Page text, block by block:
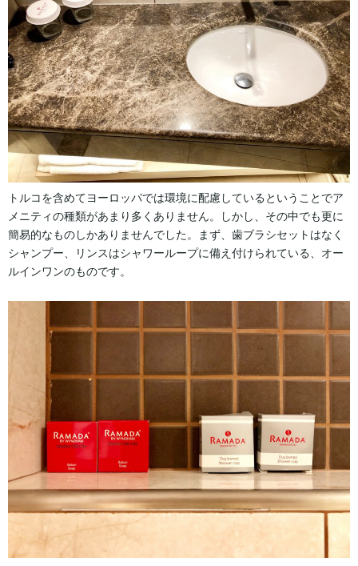
トルコを含めてヨーロッパでは環境に配慮しているということでア
メニティの種類があまり多くありません。しかし、その中でも更に
簡易的なものしかありませんでした。まず、歯ブラシセットはなく
シャンプー、リンスはシャワーループに備え付けられている、オー
ルインワンのものです。